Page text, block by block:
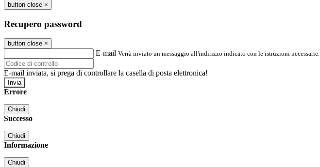
button close ×
Recupero password
button close ×
E-mail Verrà inviato un messaggio all'indirizzo indicato con le istruzioni necessarie.
E-mail inviata, si prega di controllare la casella di posta elettronica!
Errore
Chiudi
Successo
Chiudi
Informazione
Chiudi